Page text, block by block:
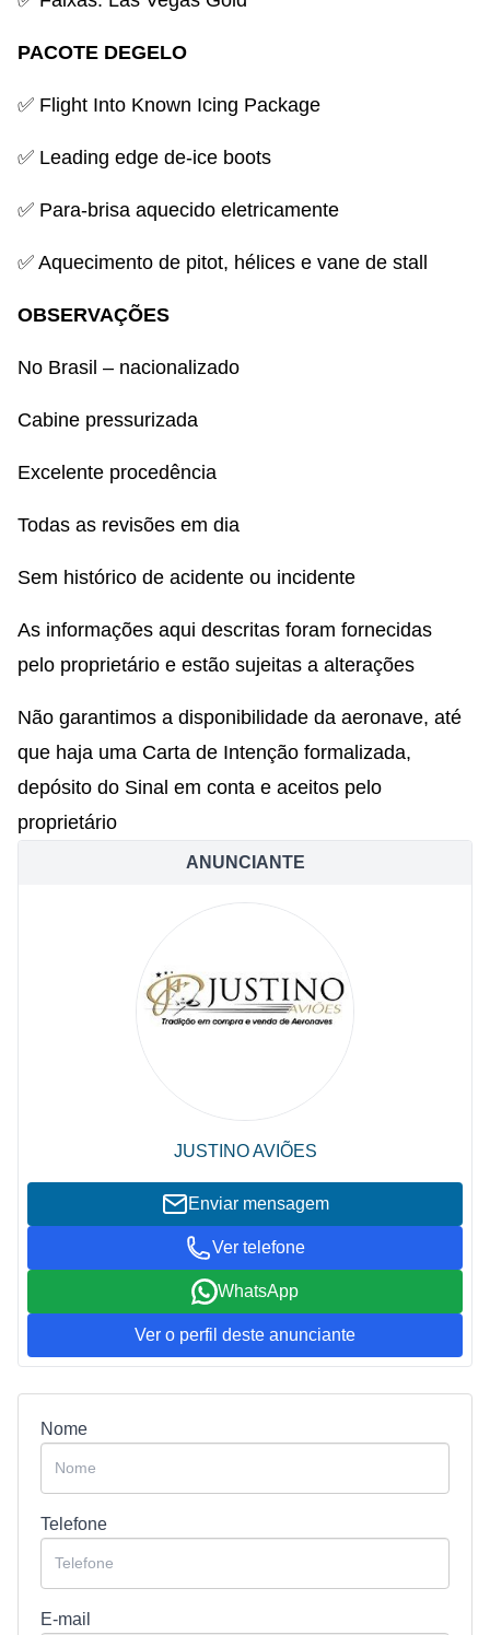
PACOTE DEGELO
✅ Flight Into Known Icing Package
✅ Leading edge de-ice boots
✅ Para-brisa aquecido eletricamente
✅ Aquecimento de pitot, hélices e vane de stall
OBSERVAÇÕES
No Brasil – nacionalizado
Cabine pressurizada
Excelente procedência
Todas as revisões em dia
Sem histórico de acidente ou incidente
As informações aqui descritas foram fornecidas
pelo proprietário e estão sujeitas a alterações
Não garantimos a disponibilidade da aeronave, até
que haja uma Carta de Intenção formalizada,
depósito do Sinal em conta e aceitos pelo
proprietário
ANUNCIANTE
JUSTINO AVIÕES
Enviar mensagem
Ver telefone
WhatsApp
Ver o perfil deste anunciante
Nome
Telefone
E-mail